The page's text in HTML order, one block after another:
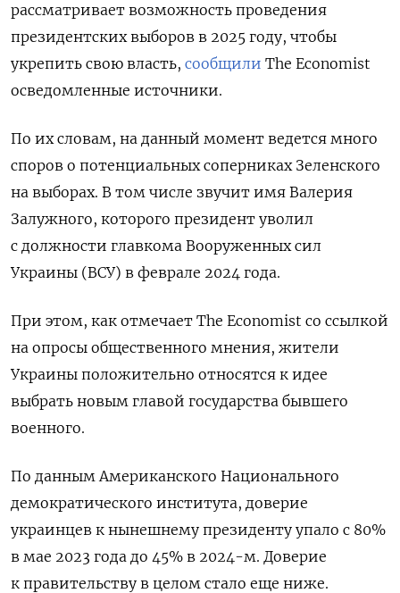
рассматривает возможность проведения
президентских выборов в 2025 году, чтобы
укрепить свою власть, сообщили The Economist
осведомленные источники.
По их словам, на данный момент ведется много
споров о потенциальных соперниках Зеленского
на выборах. В том числе звучит имя Валерия
Залужного, которого президент уволил
с должности главкома Вооруженных сил
Украины (ВСУ) в феврале 2024 года.
При этом, как отмечает The Economist со ссылкой
на опросы общественного мнения, жители
Украины положительно относятся к идее
выбрать новым главой государства бывшего
военного.
По данным Американского Национального
демократического института, доверие
украинцев к нынешнему президенту упало с 80%
в мае 2023 года до 45% в 2024-м. Доверие
к правительству в целом стало еще ниже.